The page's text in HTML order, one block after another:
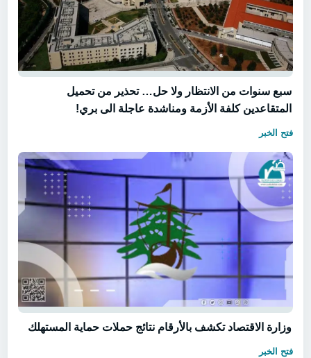
سبع سنوات من الانتظار ولا حل… تحذير من تحميل
المتقاعدين كلفة الأزمة ومناشدة عاجلة الى بري!
فتح الخبر
وزارة الاقتصاد تكشف بالأرقام نتائج حملات حماية المستهلك
فتح الخبر